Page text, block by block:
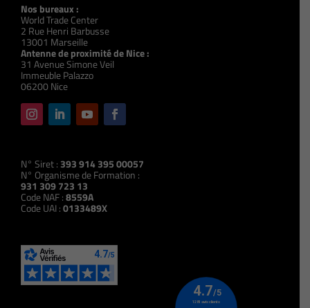
Nos bureaux :
World Trade Center
2 Rue Henri Barbusse
13001 Marseille
Antenne de proximité de Nice :
31 Avenue Simone Veil
Immeuble Palazzo
06200 Nice
N° Siret : 393 914 395 00057
N° Organisme de Formation :
931 309 723 13
Code NAF :8559A
Code UAI :0133489X